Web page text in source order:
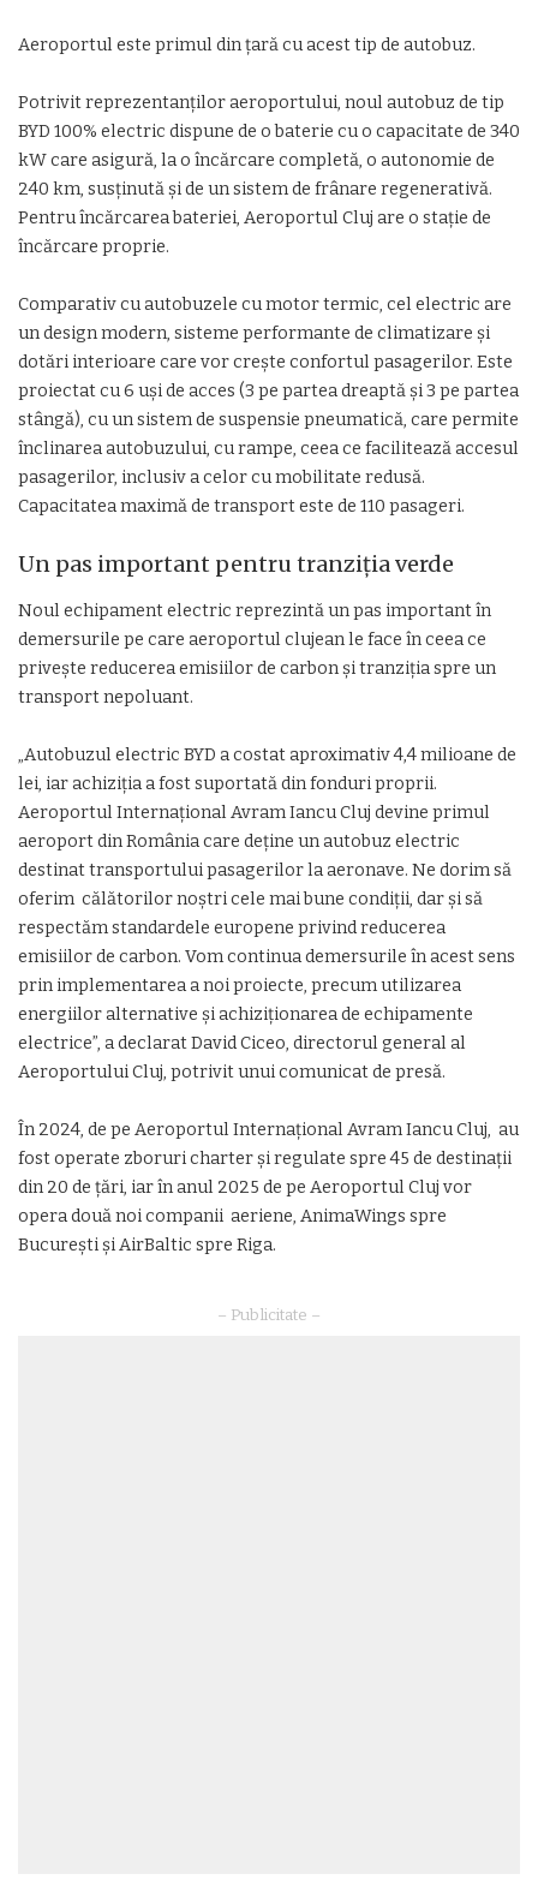
Aeroportul este primul din țară cu acest tip de autobuz.
Potrivit reprezentanților aeroportului, noul autobuz de tip
BYD 100% electric dispune de o baterie cu o capacitate de 340
kW care asigură, la o încărcare completă, o autonomie de
240 km, susținută și de un sistem de frânare regenerativă.
Pentru încărcarea bateriei, Aeroportul Cluj are o stație de
încărcare proprie.
Comparativ cu autobuzele cu motor termic, cel electric are
un design modern, sisteme performante de climatizare și
dotări interioare care vor crește confortul pasagerilor. Este
proiectat cu 6 uși de acces (3 pe partea dreaptă și 3 pe partea
stângă), cu un sistem de suspensie pneumatică, care permite
înclinarea autobuzului, cu rampe, ceea ce facilitează accesul
pasagerilor, inclusiv a celor cu mobilitate redusă.
Capacitatea maximă de transport este de 110 pasageri.
Un pas important pentru tranziția verde
Noul echipament electric reprezintă un pas important în
demersurile pe care aeroportul clujean le face în ceea ce
privește reducerea emisiilor de carbon și tranziția spre un
transport nepoluant.
„Autobuzul electric BYD a costat aproximativ 4,4 milioane de
lei, iar achiziția a fost suportată din fonduri proprii.
Aeroportul Internațional Avram Iancu Cluj devine primul
aeroport din România care deține un autobuz electric
destinat transportului pasagerilor la aeronave. Ne dorim să
oferim călătorilor noștri cele mai bune condiții, dar și să
respectăm standardele europene privind reducerea
emisiilor de carbon. Vom continua demersurile în acest sens
prin implementarea a noi proiecte, precum utilizarea
energiilor alternative și achiziționarea de echipamente
electrice”, a declarat David Ciceo, directorul general al
Aeroportului Cluj, potrivit unui comunicat de presă.
În 2024, de pe Aeroportul Internațional Avram Iancu Cluj, au
fost operate zboruri charter și regulate spre 45 de destinații
din 20 de țări, iar în anul 2025 de pe Aeroportul Cluj vor
opera două noi companii aeriene, AnimaWings spre
București și AirBaltic spre Riga.
– Publicitate –